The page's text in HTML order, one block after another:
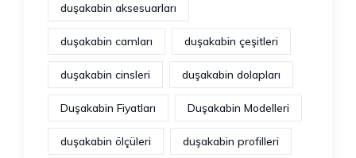
duşakabin aksesuarları
duşakabin camları duşakabin çeşitleri
duşakabin cinsleri duşakabin dolapları
Duşakabin Fiyatları Duşakabin Modelleri
duşakabin ölçüleri duşakabin profilleri